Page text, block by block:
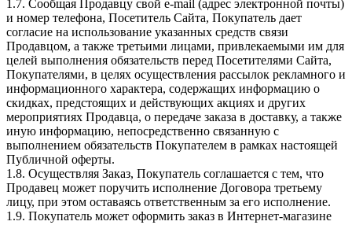
1.7. Сообщая Продавцу свой e-mail (адрес электронной почты)
и номер телефона, Посетитель Сайта, Покупатель дает
согласие на использование указанных средств связи
Продавцом, а также третьими лицами, привлекаемыми им для
целей выполнения обязательств перед Посетителями Сайта,
Покупателями, в целях осуществления рассылок рекламного и
информационного характера, содержащих информацию о
скидках, предстоящих и действующих акциях и других
мероприятиях Продавца, о передаче заказа в доставку, а также
иную информацию, непосредственно связанную с
выполнением обязательств Покупателем в рамках настоящей
Публичной оферты.
1.8. Осуществляя Заказ, Покупатель соглашается с тем, что
Продавец может поручить исполнение Договора третьему
лицу, при этом оставаясь ответственным за его исполнение.
1.9. Покупатель может оформить заказ в Интернет-магазине